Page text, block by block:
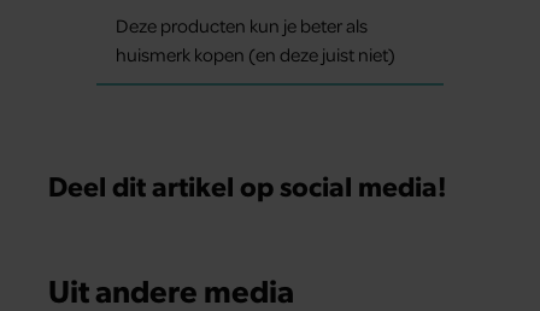
Deze producten kun je beter als
huismerk kopen (en deze juist niet)
Deel dit artikel op social media!
Uit andere media